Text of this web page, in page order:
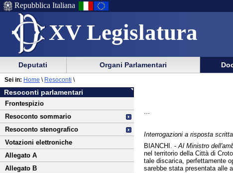
XV Legislatura
Menu
di
ausilio
alla
navigazione
Menu
di
navigazione
principale
Repubblica Italiana
Menu
di
navigazione
principale
menu
di
sezione
Deputati Organi Parlamentari
Vai
al
contenuto
Resoconti parlamentari
Frontespizio
Resoconto sommario
Resoconto stenografico
Votazioni elettroniche
Allegato A
Allegato B
Sei in: Home \ Resoconti \
Interrogazioni a risposta
BIANCHI. - Al Ministro
nel territorio della Città di
tale discarica, perfettamente
sarebbe stata presentata alle